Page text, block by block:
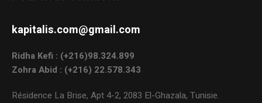
kapitalis.com@gmail.com
Ridha Kefi : (+216)98.324.899
Zohra Abid : (+216) 22.578.343
Résidence La Brise, Apt 4-2, 2083 El-Ghazala, Tunisie.